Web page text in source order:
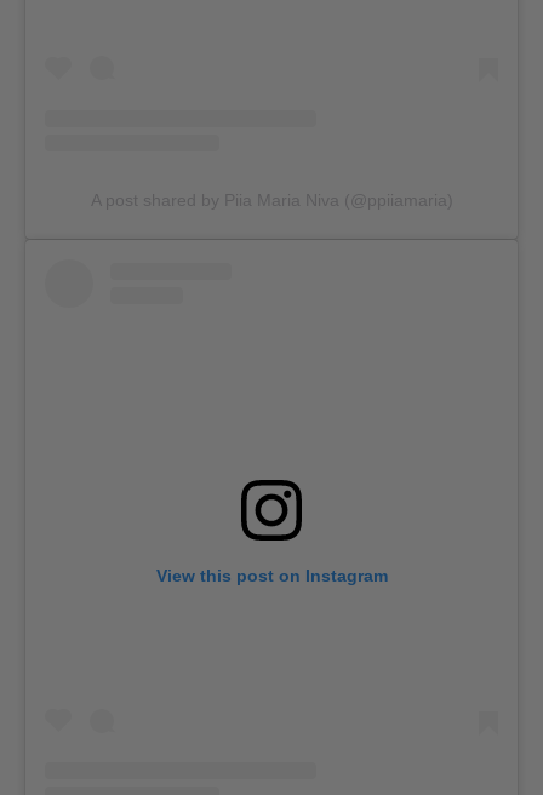
A post shared by Piia Maria Niva (@ppiiamaria)
View this post on Instagram